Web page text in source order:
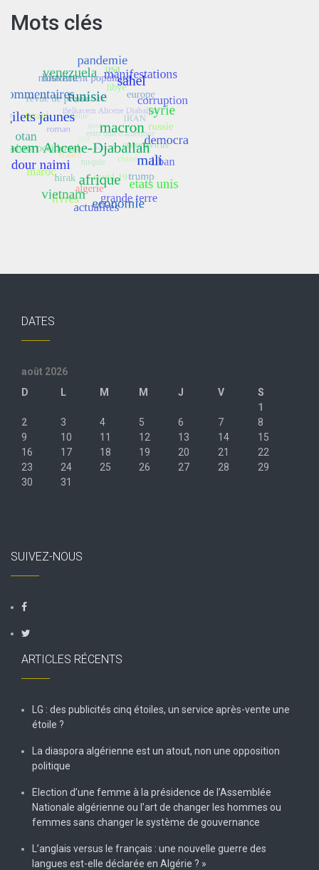
Mots clés
DATES
août 2026
D
L M M J V
S
1
2
3 4 5 6 7
8
9
10 11 12 13 14
15
16
17 18 19 20 21
22
23
24 25 26 27 28
29
30
31
SUIVEZ-NOUS
ARTICLES RÉCENTS
LG : des publicités cinq étoiles, un service après-vente une
étoile ?
La diaspora algérienne est un atout, non une opposition
politique
Election d’une femme à la présidence de l’Assemblée
Nationale algérienne ou l’art de changer les hommes ou
femmes sans changer le système de gouvernance
L’anglais versus le français : une nouvelle guerre des
langues est-elle déclarée en Algérie ? »